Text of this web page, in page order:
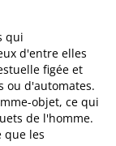
qui
d'entre elles
figée et
ou d'automates.
objet, ce qui
de l'homme.
que les